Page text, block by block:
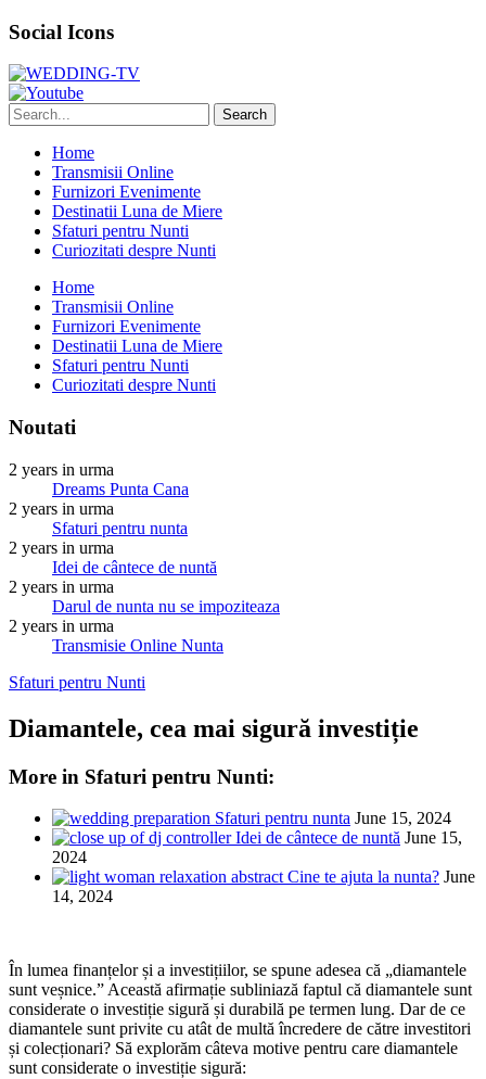
Social Icons
Home
Transmisii Online
Furnizori Evenimente
Destinatii Luna de Miere
Sfaturi pentru Nunti
Curiozitati despre Nunti
Home
Transmisii Online
Furnizori Evenimente
Destinatii Luna de Miere
Sfaturi pentru Nunti
Curiozitati despre Nunti
Noutati
2 years in urma
Dreams Punta Cana
2 years in urma
Sfaturi pentru nunta
2 years in urma
Idei de cântece de nuntă
2 years in urma
Darul de nunta nu se impoziteaza
2 years in urma
Transmisie Online Nunta
Sfaturi pentru Nunti
Diamantele, cea mai sigură investiție
More in Sfaturi pentru Nunti:
Sfaturi pentru nunta June 15, 2024
Idei de cântece de nuntă June 15,
2024
Cine te ajuta la nunta? June
14, 2024
În lumea finanțelor și a investițiilor, se spune adesea că „diamantele
sunt veșnice.” Această afirmație subliniază faptul că diamantele sunt
considerate o investiție sigură și durabilă pe termen lung. Dar de ce
diamantele sunt privite cu atât de multă încredere de către investitori
și colecționari? Să explorăm câteva motive pentru care diamantele
sunt considerate o investiție sigură: